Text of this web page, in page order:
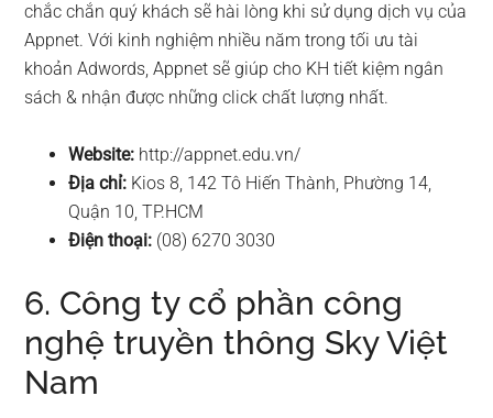
chắc chắn quý khách sẽ hài lòng khi sử dụng dịch vụ của
Appnet. Với kinh nghiệm nhiều năm trong tối ưu tài
khoản Adwords, Appnet sẽ giúp cho KH tiết kiệm ngân
sách & nhận được những click chất lượng nhất.
Website: http://appnet.edu.vn/
Địa chỉ: Kios 8, 142 Tô Hiến Thành, Phường 14,
Quận 10, TP.HCM
Điện thoại: (08) 6270 3030
6. Công ty cổ phần công
nghệ truyền thông Sky Việt
Nam